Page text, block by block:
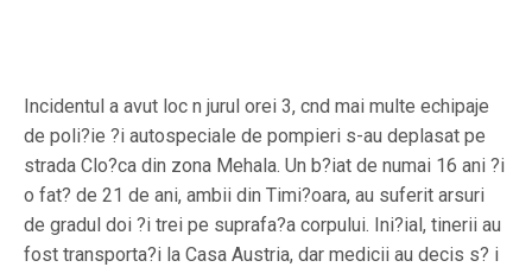
Incidentul a avut loc n jurul orei 3, cnd mai multe echipaje
de poli?ie ?i autospeciale de pompieri s-au deplasat pe
strada Clo?ca din zona Mehala. Un b?iat de numai 16 ani ?i
o fat? de 21 de ani, ambii din Timi?oara, au suferit arsuri
de gradul doi ?i trei pe suprafa?a corpului. Ini?ial, tinerii au
fost transporta?i la Casa Austria, dar medicii au decis s? i